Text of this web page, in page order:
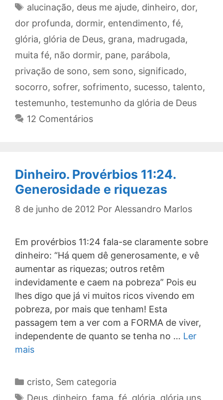
Tags
alucinação, deus me ajude, dinheiro, dor,
dor profunda, dormir, entendimento, fé,
glória, glória de Deus, grana, madrugada,
muita fé, não dormir, pane, parábola,
privação de sono, sem sono, significado,
socorro, sofrer, sofrimento, sucesso, talento,
testemunho, testemunho da glória de Deus
12 Comentários
Dinheiro. Provérbios 11:24.
Generosidade e riquezas
8 de junho de 2012 Por Alessandro Marlos
Em provérbios 11:24 fala-se claramente sobre
dinheiro: “Há quem dê generosamente, e vê
aumentar as riquezas; outros retêm
indevidamente e caem na pobreza” Pois eu
lhes digo que já vi muitos ricos vivendo em
pobreza, por mais que tenham! Esta
passagem tem a ver com a FORMA de viver,
independente de quanto se tenha no … Ler
mais
Categorias
cristo, Sem categoria
Tags
Deus, dinheiro fama fé, glória glória uns